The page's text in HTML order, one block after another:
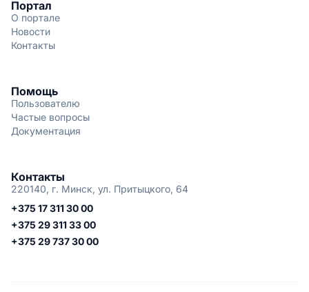
Портал
О портале
Новости
Контакты
Помощь
Пользователю
Частые вопросы
Документация
Контакты
220140, г. Минск, ул. Притыцкого, 64
+375 17 311 30 00
+375 29 311 33 00
+375 29 737 30 00